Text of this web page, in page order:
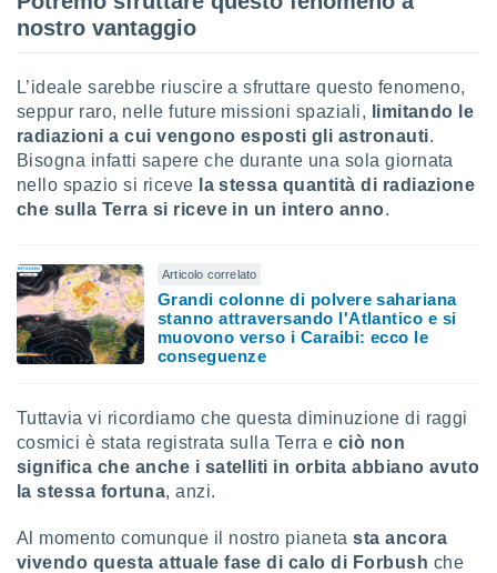
dei
la
delle
dei
nostro vantaggio
L’ideale sarebbe riuscire a sfruttare questo fenomeno,
seppur raro, nelle future missioni spaziali,
limitando le
radiazioni a cui vengono esposti gli astronauti.
Bisogna infatti sapere che durante una sola giornata
nello spazio si riceve la stessa quantità di radiazione
che sulla Terra si riceve in un intero anno.
Articolo correlato
Grandi colonne di polvere sahariana
stanno attraversando l'Atlantico e si
muovono verso i Caraibi: ecco le
conseguenze
Tuttavia vi ricordiamo che questa diminuzione di raggi
cosmici è stata registrata sulla Terra e ciò non
significa che anche i satelliti in orbita abbiano avuto
la stessa fortuna, anzi.
Al momento comunque il nostro pianetasta ancora
vivendo questa attuale fase di calo di Forbush che